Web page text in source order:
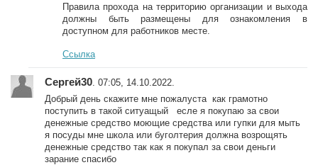
Правила прохода на территорию организации и выхода
должны быть размещены для ознакомления в
доступном для работников месте.
Ссылка
Сергей30 . 07:05, 14.10.2022.
Добрый день скажите мне пожалуста как грамотно
поступить в такой ситуащый есле я покупаю за свои
денежные средство моющие средства или гупки для мыть
я посуды мне школа или буголтерия должна возрощять
денежные средство так как я покупал за свои деньги
зарание спасибо